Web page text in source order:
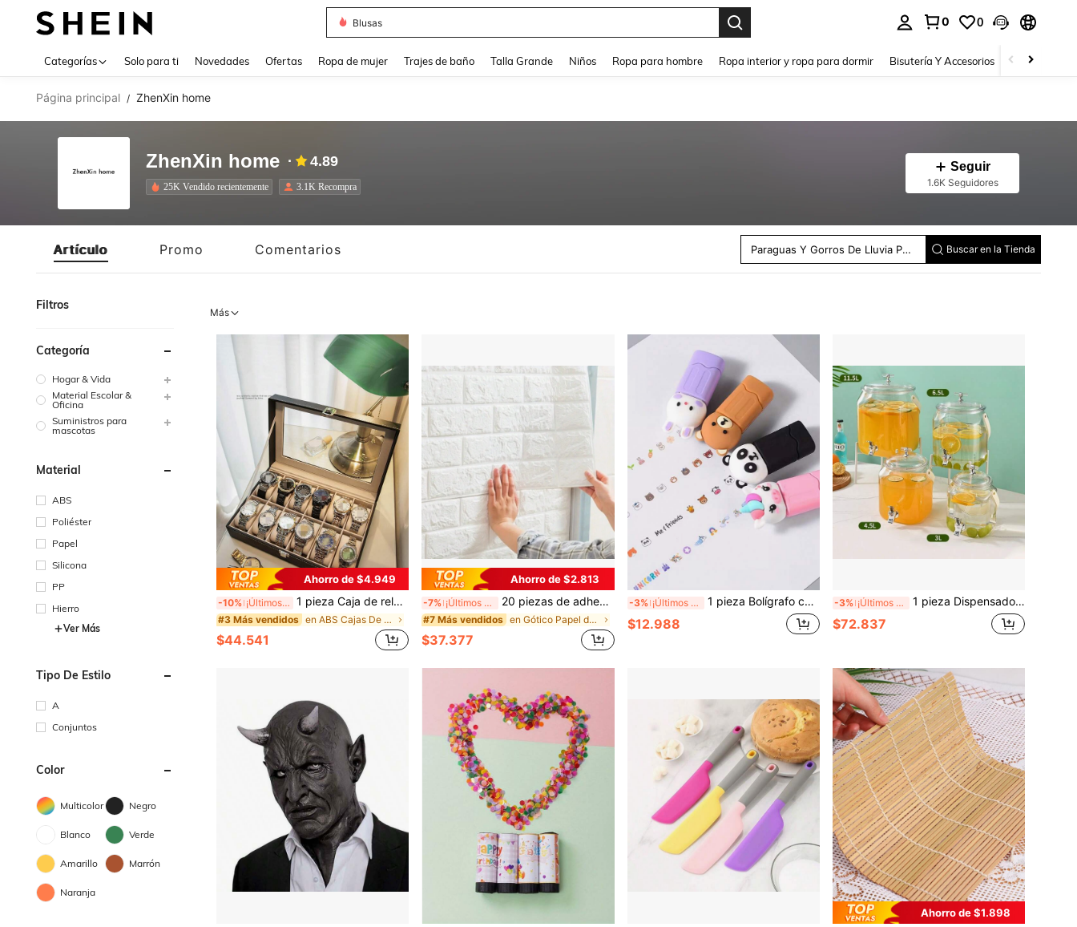
Jeans
0 0
Categorías Solo para ti Novedades Ofertas Ropa de mujer Trajes de baño Talla Grande Niños Ropa para hombre Ropa interior y ropa para dormir Bisutería Y Accesorios Zapatos
Página principal / ZhenXin home
ZhenXin home 4.89
25K Vendido recientemente 3.1K Recompra
Seguir
1.6K Seguidores
Artículo Promo Comentarios
Pegatinas Para La Pared
Notas Adhesivas
Paraguas Y Gorros De Lluvia Paraguas
Adornos Colgantes Decorativos
Buscar en la Tienda
Filtros
Categoría
Hogar & Vida
Material Escolar &
Oficina
Suministros para
mascotas
Material
ABS
Poliéster
Papel
Silicona
PP
Hierro
Ver Más
Tipo De Estilo
A
Conjuntos
Color
Multicolor Negro
Blanco Verde
Amarillo Marrón
Naranja
Más
Ahorro de $4.949
-10% ¡Últimos 3 días 1 pieza Caja de reloj premium, Caja de reloj de 3/6/12 ranuras, Caja de almacenamiento de relojes, Estuche de exhibición de joyas, Caja de exhibición de relojes, Caja de relojes para hombres y mujeres, Decoración de habitación
#3 Más vendidos en ABS Cajas De Joyería
$44.541
Ahorro de $2.813
-7% ¡Últimos 3 días 20 piezas de adhesivos de azulejos de pared 3D, fáciles de pegar y despegar, calcomanías de pared autoadhesivas rectangulares blancas impermeables, fáciles de limpiar y cortar libremente, adecuadas para cocina, sala de estar, baño, pasillo, artículos de decoración de primavera para renovar su hogar, regalos de decoración Rama para cumpleaños y graduación
#7 Más vendidos en Gótico Papel de pared
$37.377
-3% ¡Últimos 3 días 1 pieza Bolígrafo con sello rodante de patrón, múltiples diseños coloridos, para diseño de sellos de scrapbooking, vuelta a la escuela
$12.988
-3% ¡Últimos 3 días 1 pieza Dispensador de agua fría con grifo, cubeta para bebidas sin soporte, cubeta para agua de limón/té, jarra para jugo, entrega en caja, no deformable
$72.837
Ahorro de $1.898